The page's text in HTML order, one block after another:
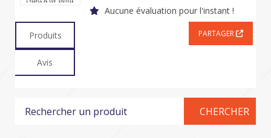
Aucune évaluation pour l'instant !
PARTAGER
Produits
Avis